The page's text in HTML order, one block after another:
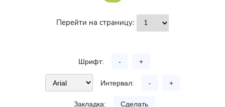
Перейти на страницу:
Шрифт: - +
Интервал: - +
Закладка: Сделать